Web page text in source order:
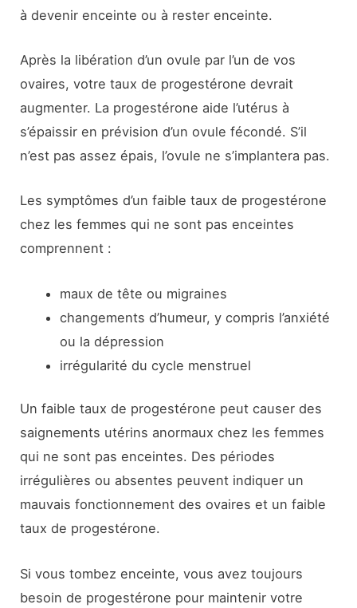
à devenir enceinte ou à rester enceinte.
Après la libération d’un ovule par l’un de vos
ovaires, votre taux de progestérone devrait
augmenter. La progestérone aide l’utérus à
s’épaissir en prévision d’un ovule fécondé. S’il
n’est pas assez épais, l’ovule ne s’implantera pas.
Les symptômes d’un faible taux de progestérone
chez les femmes qui ne sont pas enceintes
comprennent :
maux de tête ou migraines
changements d’humeur, y compris l’anxiété
ou la dépression
irrégularité du cycle menstruel
Un faible taux de progestérone peut causer des
saignements utérins anormaux chez les femmes
qui ne sont pas enceintes. Des périodes
irrégulières ou absentes peuvent indiquer un
mauvais fonctionnement des ovaires et un faible
taux de progestérone.
Si vous tombez enceinte, vous avez toujours
besoin de progestérone pour maintenir votre